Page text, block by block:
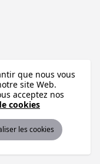
que nous vous
site Web.
acceptez nos
cookies
les cookies